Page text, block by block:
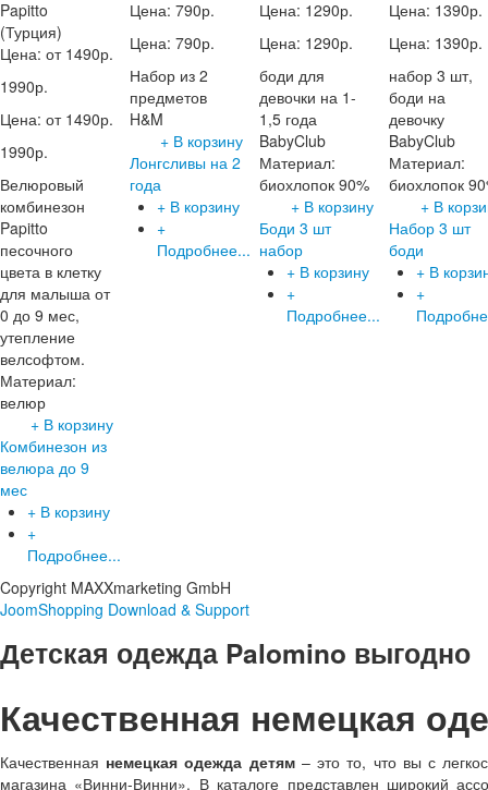
Papitto
(Турция)
Цена: от 1490р.
1990р.
Цена: от 1490р.
1990р.
Велюровый
комбинезон
Papitto
песочного
цвета в клетку
для малыша от
0 до 9 мес,
утепление
велсофтом.
Материал:
велюр
+ В корзину
Комбинезон из
велюра до 9
мес
+ В корзину
+
Подробнее...
Цена:790р.
Цена:790р.
Набор из 2
предметов
H&M
+ В корзину
Лонгсливы на 2
года
+ В корзину
+
Подробнее...
Цена: 1290р.
Цена: 1290р.
боди для
девочки на 1-
1,5 года
BabyClub
Материал:
биохлопок 90%
+ В корзину
Боди 3 шт
набор
+ В корзину
+
Подробнее...
Цена: 1390р.
Цена: 1390р.
набор 3 шт,
боди на
девочку
BabyClub
Материал:
биохлопок
+ В
Набор 3 шт
боди
+ В
+
Copyright MAXXmarketing GmbH
JoomShopping Download & Support
Детская одежда Palomino выгодно
Качественная немецкая
Качественная немецкая одежда детям– это то, что вы с
магазина «Винни-Винни». В каталоге представлен широкий